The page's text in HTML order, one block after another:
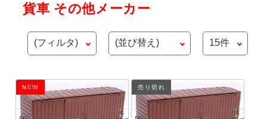
貨車 その他メーカー
NEW 売り切れ